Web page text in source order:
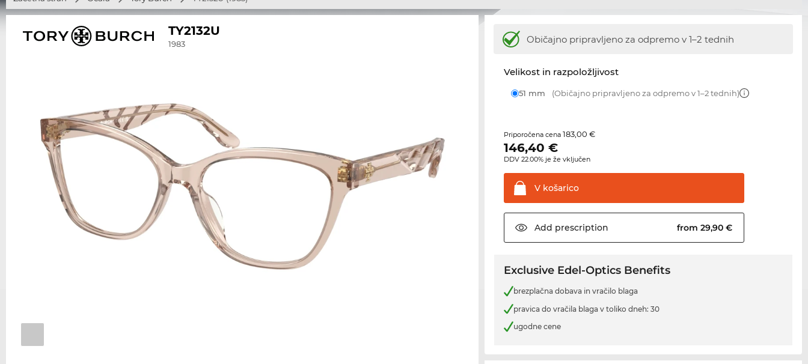
TY2132U
1983 Običajno pripravljeno za odpremo v 1–2 tednih
Velikost in razpoložljivost
51 mm (Običajno pripravljeno za odpremo v 1–2 tednih)
Priporočena cena183,00 €
146,40 €
DDV 22.00% je že vključen
V košarico
Add prescription from 29,90 €
Exclusive Edel-Optics Benefits
brezplačna dobava in vračilo blaga
pravica do vračila blaga v toliko dneh: 30
ugodne cene